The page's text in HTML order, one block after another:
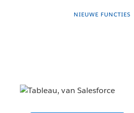
NIEUWE FUNCTIES